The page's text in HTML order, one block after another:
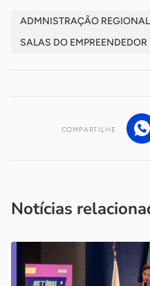
ADMNISTRAÇÃO REGIONAL
SALAS DO EMPREENDEDOR
COMPARTILHE
Notícias